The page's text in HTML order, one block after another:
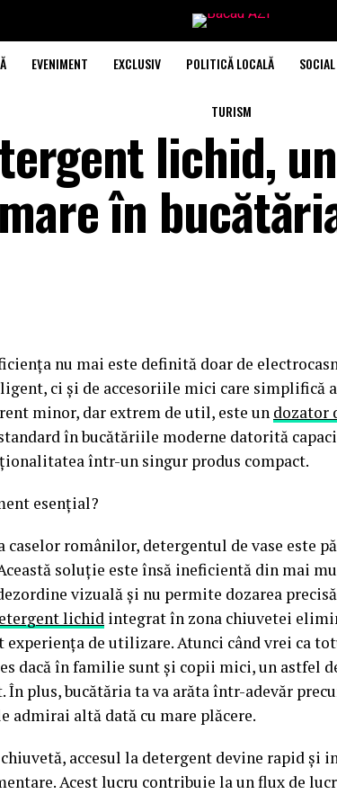
EVENIMENT EXCLUSIV POLITICĂ LOCALĂ SOCIAL
TURISM
lichid,
în
nu mai este definită doar de
ci și de accesoriile mici care simplifică
minor, dar extrem de util, este un dozator
în bucătăriile moderne datorită
într-un singur produs compact.
esențial?
românilor, detergentul de vase este
soluție este însă ineficientă din mai
vizuală și nu permite dozarea
lichid integrat în zona chiuvetei
de utilizare. Atunci când vrei ca
dacă în familie sunt și copii mici, un astfel
În plus, bucătăria ta va arăta într-adevăr
admirai altă dată cu mare plăcere.
accesul la detergent devine rapid și
Acest lucru contribuie la un flux de